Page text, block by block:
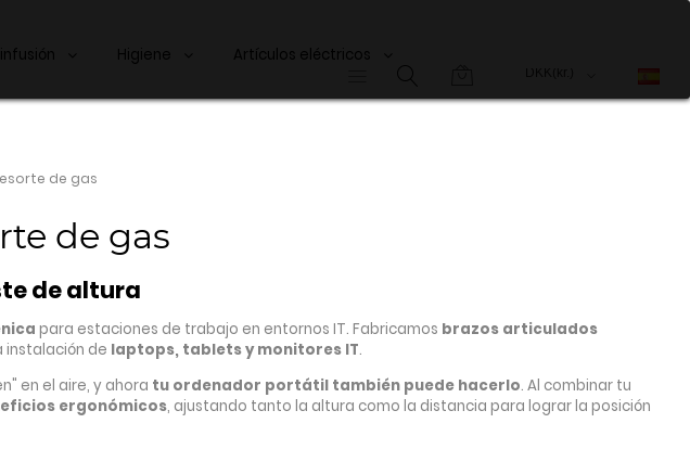
Higiene Artículos eléctricos
de gas
de gas
de altura
para estaciones de trabajo en entornos IT. Fabricamos brazos articulados
instalación de laptops, tablets y monitores IT.
en el aire, y ahora tu ordenador portátil también puede hacerlo. Al combinar tu
ergonómicos, ajustando tanto la altura como la distancia para lograr la posición